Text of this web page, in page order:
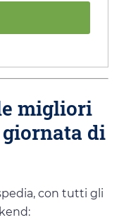
migliori
di
con tutti gli